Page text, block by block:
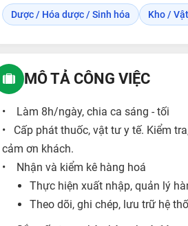
Dược / Hóa dược / Sinh hóa Kho /
MÔ TẢ CÔNG VIỆC
• Làm 8h/ngày, chia ca sáng - tối
• Cấp phát thuốc, vật tư y tế. Kiểm
cảm ơn khách.
• Nhận và kiểm kê hàng hoá
Thực hiện xuất nhập, quản lý
Theo dõi, ghi chép, lưu trữ hệ